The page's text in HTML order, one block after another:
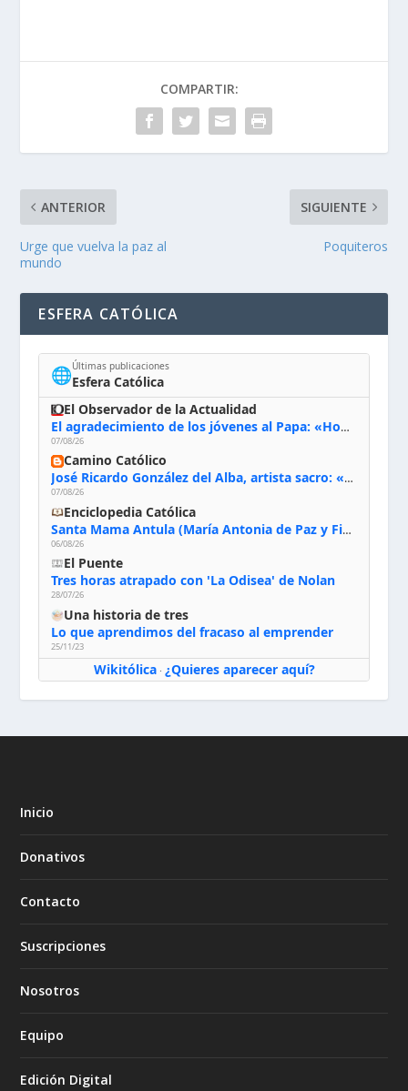
COMPARTIR:
ANTERIOR
Urge que vuelva la paz al
mundo
SIGUIENTE
Poquiteros
ESFERA CATÓLICA
🌐Últimas publicaciones
Esfera Católica
El Observador de la Actualidad
El agradecimiento de los jóvenes al Papa: «Hoy nos sentimos Iglesia»
07/08/26
Camino Católico
José Ricardo González del Alba, artista sacro: «Yo oro, hablo con Dios, le pido al Espíritu Santo su inspiración y siempre pinto rezando el rosario para que sea Él quien actúe a través de mis manos»
07/08/26
Enciclopedia Católica
Santa Mama Antula (María Antonia de Paz y Figueroa)
06/08/26
El Puente
Tres horas atrapado con 'La Odisea' de Nolan
28/07/26
Una historia de tres
Lo que aprendimos del fracaso al emprender
25/11/23
Wikitólica· ¿Quieres aparecer aquí?
Inicio
Donativos
Contacto
Suscripciones
Nosotros
Equipo
Edición Digital